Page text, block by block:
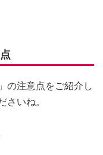
の注意点をご紹介し
さいね。